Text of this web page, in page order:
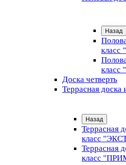
Назад
класс
класс
Доска четверть
Террасная доска
Назад
Террасная
класс
Террасная
класс